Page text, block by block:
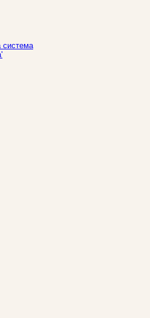
система